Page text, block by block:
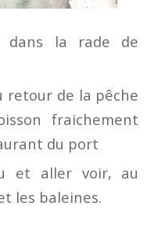
dans la rade de
retour de la pêche
fraichement
du port
et aller voir, au
les baleines.